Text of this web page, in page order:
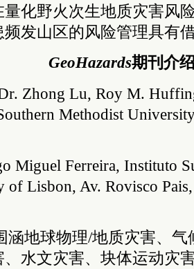
化野火次生地质灾害风
频发山区的风险管理具有
GeoHazards期刊介
Zhong Lu, Roy M.
Methodist
Miguel Ferreira, Instituto
of Lisbon, Av. Rovisco
涵地球物理/地质灾害、气
、水文灾害、块体运动灾